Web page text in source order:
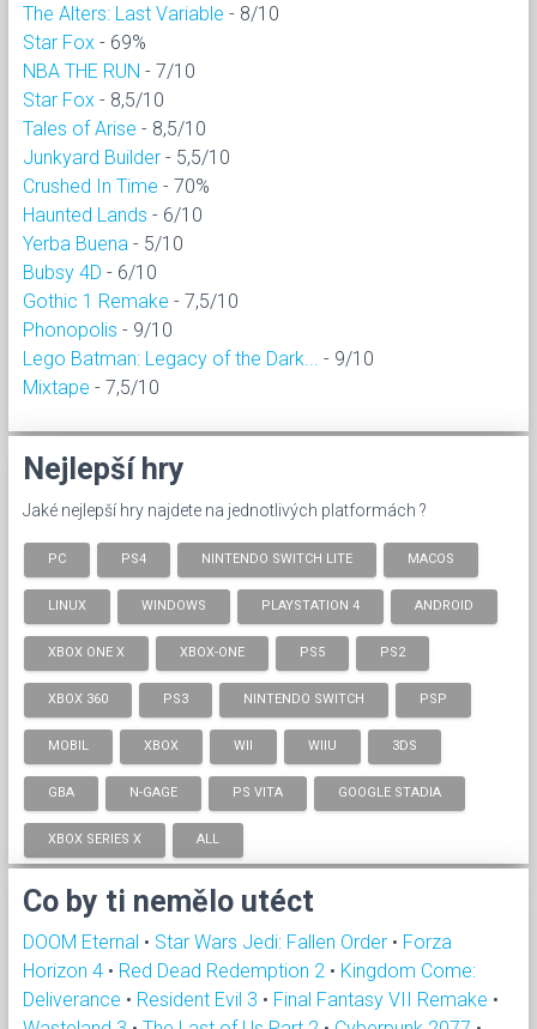
The Alters: Last Variable - 8/10
Star Fox - 69%
NBA THE RUN - 7/10
Star Fox - 8,5/10
Tales of Arise - 8,5/10
Junkyard Builder - 5,5/10
Crushed In Time - 70%
Haunted Lands - 6/10
Yerba Buena - 5/10
Bubsy 4D - 6/10
Gothic 1 Remake - 7,5/10
Phonopolis - 9/10
Lego Batman: Legacy of the Dark...
- 9/10
Mixtape - 7,5/10
Nejlepší hry
Jaké nejlepší hry najdete na jednotlivých platformách ?
PC PS4 NINTENDO SWITCH LITE MACOS
LINUX WINDOWS PLAYSTATION 4 ANDROID
XBOX ONE X XBOX-ONE PS5 PS2
XBOX 360 PS3 NINTENDO SWITCH PSP
MOBIL XBOX WII WIIU 3DS
GBA N-GAGE PS VITA GOOGLE STADIA
XBOX SERIES X ALL
Co by ti nemělo utéct
DOOM Eternal • Star Wars Jedi: Fallen Order • Forza
Horizon 4 • Red Dead Redemption 2 • Kingdom Come:
Deliverance • Resident Evil 3 • Final Fantasy VII Remake •